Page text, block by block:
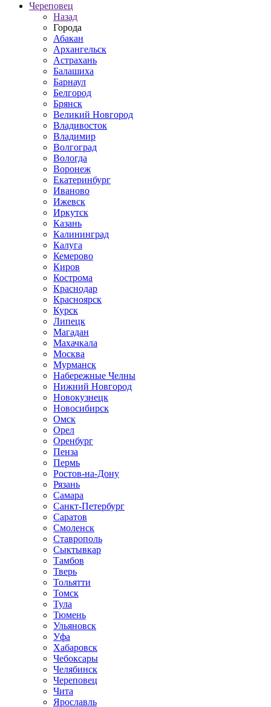
Череповец
Назад
Города
Абакан
Архангельск
Астрахань
Балашиха
Барнаул
Белгород
Брянск
Великий Новгород
Владивосток
Владимир
Волгоград
Вологда
Воронеж
Екатеринбург
Иваново
Ижевск
Иркутск
Казань
Калининград
Калуга
Кемерово
Киров
Кострома
Краснодар
Красноярск
Курск
Липецк
Магадан
Махачкала
Москва
Мурманск
Набережные Челны
Нижний Новгород
Новокузнецк
Новосибирск
Омск
Орел
Оренбург
Пенза
Пермь
Ростов-на-Дону
Рязань
Самара
Санкт-Петербург
Саратов
Смоленск
Ставрополь
Сыктывкар
Тамбов
Тверь
Тольятти
Томск
Тула
Тюмень
Ульяновск
Уфа
Хабаровск
Чебоксары
Челябинск
Череповец
Чита
Ярославль